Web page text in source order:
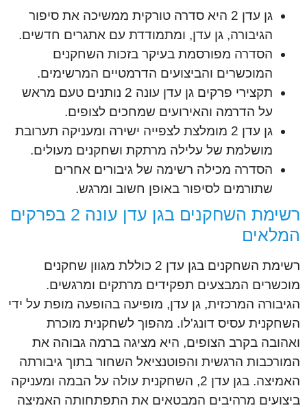
גן עדן 2 היא סדרה טורקית ממשיכה את סיפור
הגיבורה, גן עדן, ומתמודדת עם אתגרים חדשים.
הסדרה מפורסמת בעיקר בזכות השחקנים
המוכשרים והביצועים הדרמטיים המרשימים.
תקצירי פרקים גן עדן עונה 2 נותנים טעם מראש
על הדרמה והאירועים שמחכים לצופים.
גן עדן 2 מומלצת לצפייה ישירה ומעניקה תערובת
מושלמת של עלילה מרתקת ושחקנים מעולים.
הסדרה מכילה רשימה של גיבורים אחרים
שתורמים לסיפור באופן חשוב ומרגש.
רשימת השחקנים בגן עדן עונה 2 בפרקים
המלאים
רשימת השחקנים בגן עדן 2 כוללת מגוון שחקנים
מוכשרים המבצעים תפקידים מרתקים ומרגשים.
הגיבורה המרכזית, גן עדן, מופיעה בהופעה מופת על ידי
השחקנית עסיס דונג'לו. מהפוך לשחקנית מוכרת
ואהובה בקרב הצופים, היא מציגה ברמה גבוהה את
המורכבות הרגשית והפוטנציאל השחור בתוך גיבורתה
האמיצה. בגן עדן 2, השחקנית עולה על הבמה ומעניקה
ביצועים מרהיבים המבטאים את התפתחותה האמיצה